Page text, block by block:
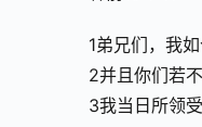
1弟兄们，我
2并且你们若
3我当日所领